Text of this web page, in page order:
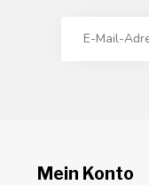
Mein Konto